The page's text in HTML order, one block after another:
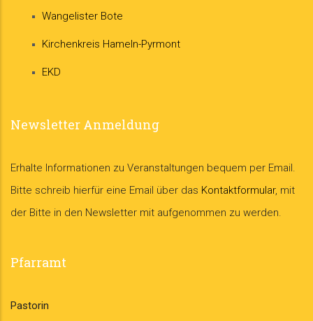
Wangelister Bote
Kirchenkreis Hameln-Pyrmont
EKD
Newsletter Anmeldung
Erhalte Informationen zu Veranstaltungen bequem per Email.
Bitte schreib hierfür eine Email über das Kontaktformular, mit
der Bitte in den Newsletter mit aufgenommen zu werden.
Pfarramt
Pastorin